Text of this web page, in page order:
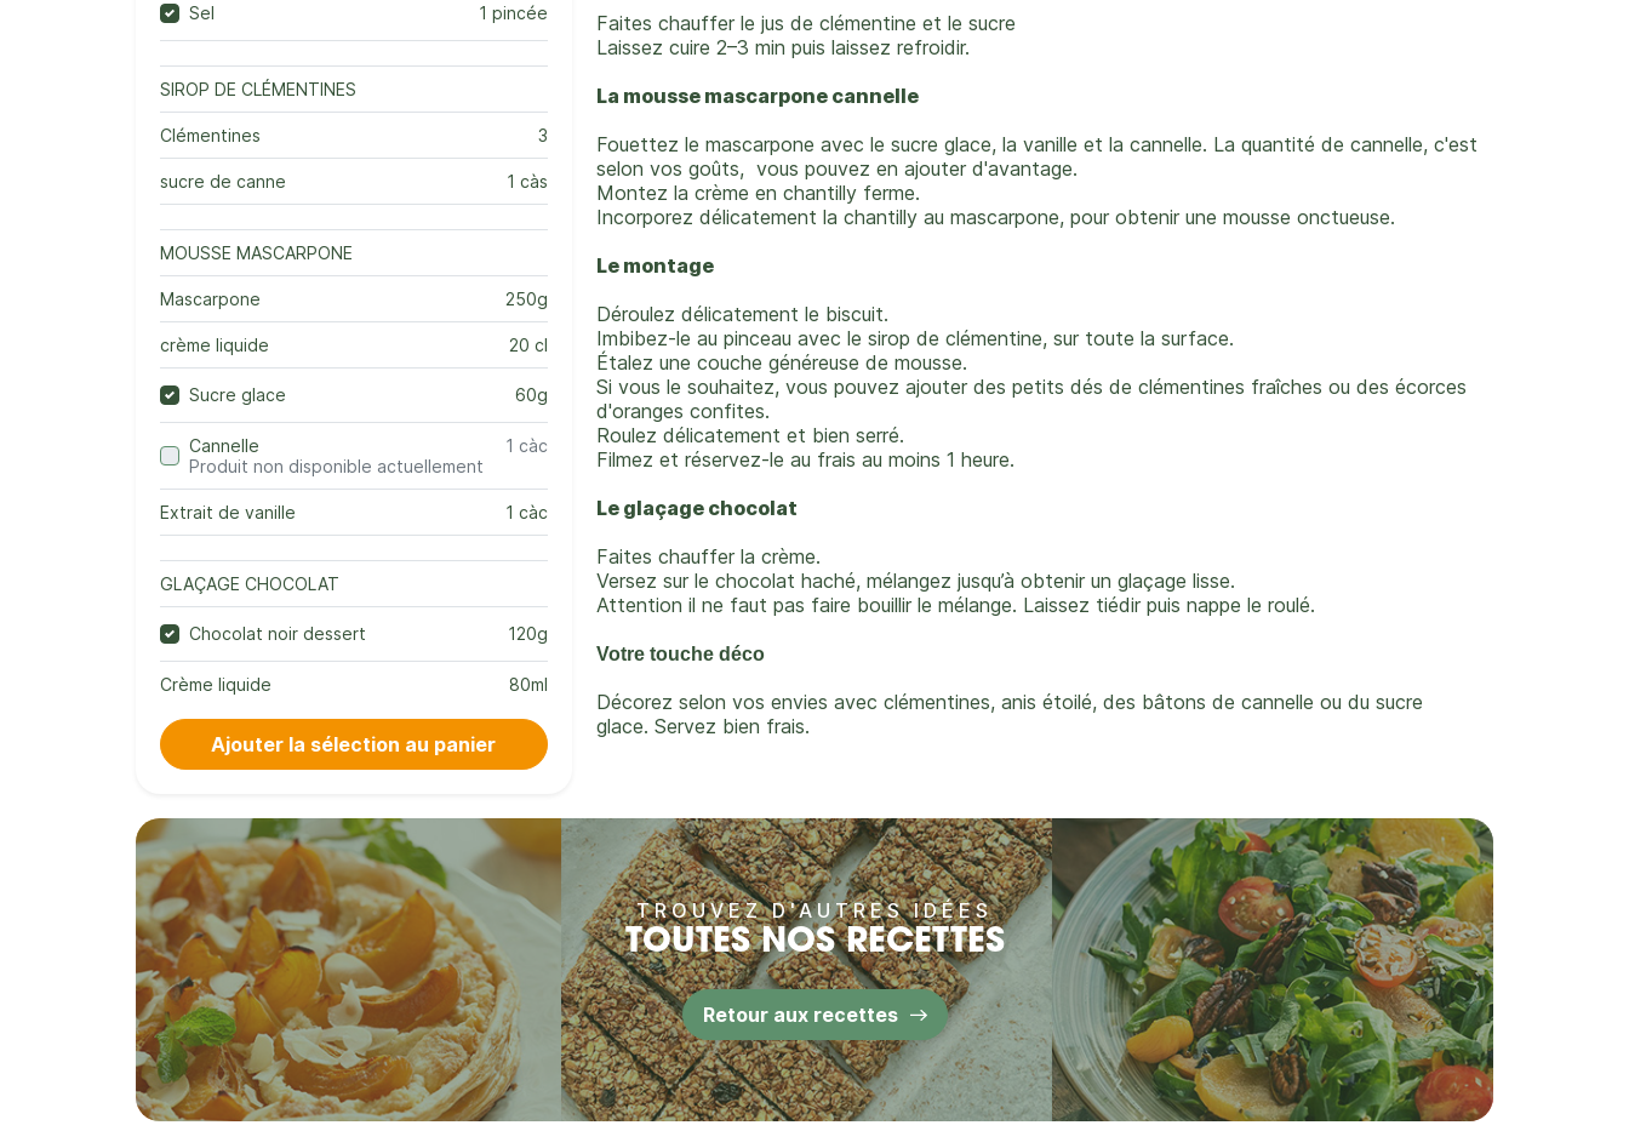
Sel 1 pincée
SIROP DE CLÉMENTINES
Clémentines 3
sucre de canne 1 càs
MOUSSE MASCARPONE
Mascarpone 250g
crème liquide 20 cl
Sucre glace 60g
Cannelle
1 càc
Produit non disponible actuellement
Extrait de vanille 1 càc
GLAÇAGE CHOCOLAT
Chocolat noir dessert 120g
Crème liquide 80ml
Ajouter la sélection au panier
Faites chauffer le jus de clémentine et le sucre
Laissez cuire 2–3 min puis laissez refroidir.
La mousse mascarpone cannelle
Fouettez le mascarpone avec le sucre glace, la vanille et la cannelle. La quantité de cannelle, c'est
selon vos goûts, vous pouvez en ajouter d'avantage.
Montez la crème en chantilly ferme.
Incorporez délicatement la chantilly au mascarpone, pour obtenir une mousse onctueuse.
Le montage
Déroulez délicatement le biscuit.
Imbibez-le au pinceau avec le sirop de clémentine, sur toute la surface.
Étalez une couche généreuse de mousse.
Si vous le souhaitez, vous pouvez ajouter des petits dés de clémentines fraîches ou des écorces
d'oranges confites.
Roulez délicatement et bien serré.
Filmez et réservez-le au frais au moins 1 heure.
Le glaçage chocolat
Faites chauffer la crème.
Versez sur le chocolat haché, mélangez jusqu’à obtenir un glaçage lisse.
Attention il ne faut pas faire bouillir le mélange. Laissez tiédir puis nappe le roulé.
Votre touche déco
Décorez selon vos envies avec clémentines, anis étoilé, des bâtons de cannelle ou du sucre
glace. Servez bien frais.
TROUVEZ D'AUTRES IDÉES
TOUTES NOS RECETTES
Retour aux recettes